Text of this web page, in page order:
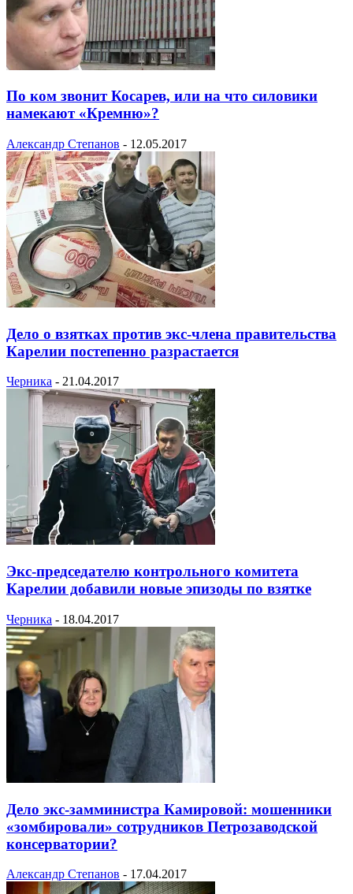
По ком звонит Косарев, или на что силовики
намекают «Кремню»?
Александр Степанов - 12.05.2017
Дело о взятках против экс-члена правительства
Карелии постепенно разрастается
Черника - 21.04.2017
Экс-председателю контрольного комитета
Карелии добавили новые эпизоды по взятке
Черника - 18.04.2017
Дело экс-замминистра Камировой: мошенники
«зомбировали» сотрудников Петрозаводской
консерватории?
Александр Степанов - 17.04.2017